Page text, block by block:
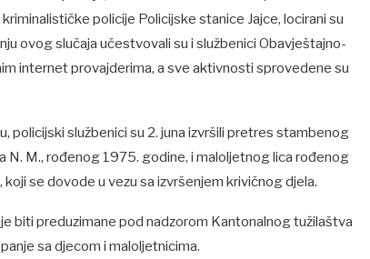
policije Policijske stanice Jajce, locirani su
ovog slučaja učestvovali su i službenici Obavještajno-
internet provajderima, a sve aktivnosti sprovedene su
policijski službenici su 2. juna izvršili pretres stambenog
N. M., rođenog 1975. godine, i maloljetnog lica rođenog
se dovode u vezu sa izvršenjem krivičnog djela.
biti preduzimane pod nadzorom Kantonalnog tužilaštva
sa djecom i maloljetnicima.